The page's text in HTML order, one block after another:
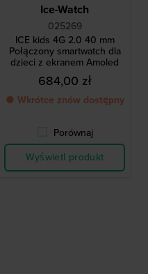
Ice-Watch
025269
ICE kids 4G 2.0 40 mm
Połączony smartwatch dla
dzieci z ekranem Amoled
684,00 zł
● Wkrótce znów dostępny
Porównaj
Wyświetl produkt